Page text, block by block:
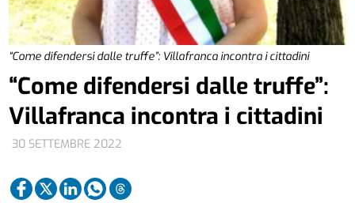
“Come difendersi dalle truffe”: Villafranca incontra i cittadini
30 SETTEMBRE 2022
“Come difendersi dalle truffe”:
Villafranca incontra i cittadini